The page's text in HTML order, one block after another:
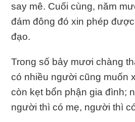
say mê. Cuối cùng, năm
đám đông đó xin phép
đạo.
Trong số bảy mươi chàng
có nhiều người cũng muốn
còn kẹt bổn phận gia đình;
người thì có mẹ, người thì